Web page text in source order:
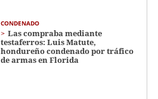
CONDENADO
Las compraba mediante
testaferros: Luis Matute,
hondureño condenado por tráfico
de armas en Florida